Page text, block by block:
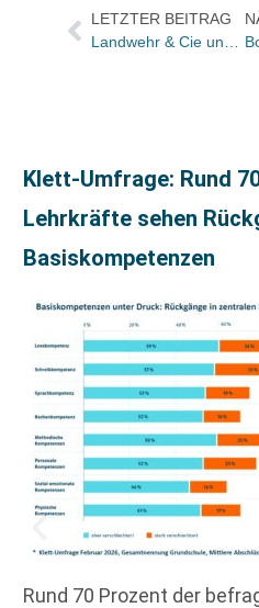
LETZTER BEITRAG
Klett-Umfrage: Rund
Lehrkräfte sehen
Basiskompetenzen
Rund 70 Prozent der